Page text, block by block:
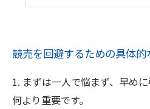
競売を回避するための具体
1. まずは一人で悩まず、早め
何より重要です。